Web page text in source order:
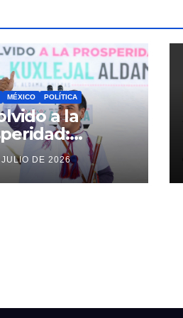
MÉXICO POLÍTICA
a la
Ramírez
la
de
DE 2026